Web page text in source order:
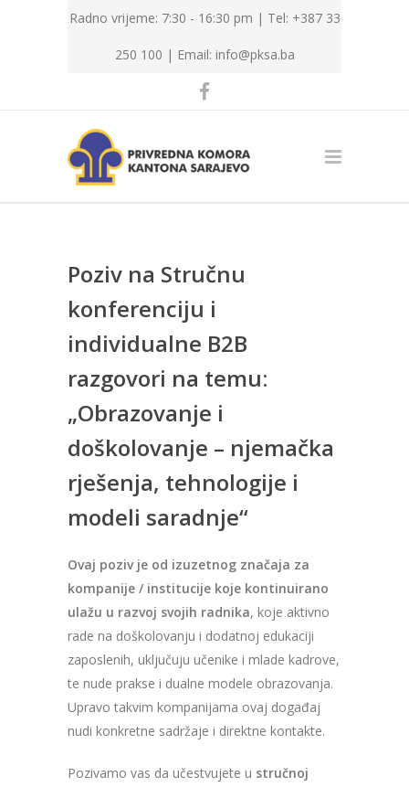
Radno vrijeme: 7:30 - 16:30 pm | Tel: +387 33
250 100 | Email: info@pksa.ba
Poziv na Stručnu
konferenciju i
individualne B2B
razgovori na temu:
„Obrazovanje i
doškolovanje – njemačka
rješenja, tehnologije i
modeli saradnje“
Ovaj poziv je od izuzetnog značaja za
kompanije / institucije koje kontinuirano
ulažu u razvoj svojih radnika, koje aktivno
rade na doškolovanju i dodatnoj edukaciji
zaposlenih, uključuju učenike i mlade kadrove,
te nude prakse i dualne modele obrazovanja.
Upravo takvim kompanijama ovaj događaj
nudi konkretne sadržaje i direktne kontakte.
Pozivamo vas da učestvujete u stručnoj